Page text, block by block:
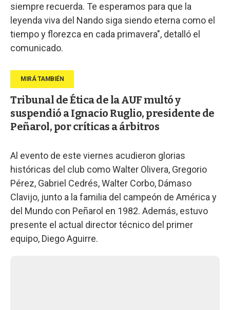
siempre recuerda. Te esperamos para que la
leyenda viva del Nando siga siendo eterna como el
tiempo y florezca en cada primavera", detalló el
comunicado.
Tribunal de Ética de la AUF multó y
suspendió a Ignacio Ruglio, presidente de
Peñarol, por críticas a árbitros
Al evento de este viernes acudieron glorias
históricas del club como Walter Olivera, Gregorio
Pérez, Gabriel Cedrés, Walter Corbo, Dámaso
Clavijo, junto a la familia del campeón de América y
del Mundo con Peñarol en 1982. Además, estuvo
presente el actual director técnico del primer
equipo, Diego Aguirre.